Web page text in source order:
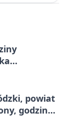
powiat
godziny